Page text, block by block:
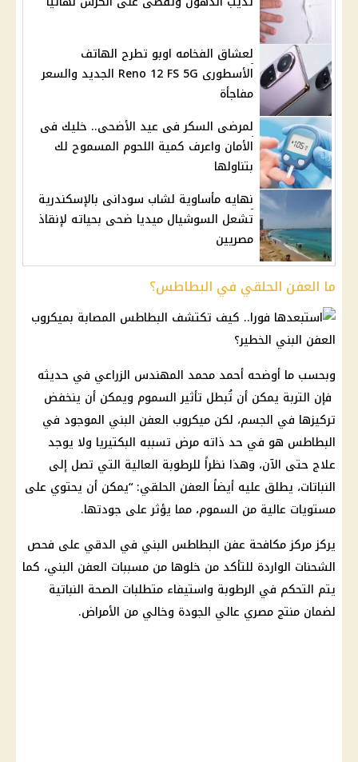
لعشاق الفخامه اوبو تطرح الهاتف
الأسطورى Reno 12 FS 5G الجديد والسعر
مفاجأة
لمرضى السكر فى عيد الأضحى.. خليك فى
الأمان واعرف كمية اللحوم المسموح لك
بتناولها
نهايه مأساوية لشاب سودانى بالإسكندرية
تشعل السوشيال ميديا ضحى بحياته لإنقاذ
مصريين
ما العفن الحلقي في البطاطس؟
وبحسب ما أوضحه أحمد محمد المهندس الزراعي في حديثه
فإن التربة يمكن أن تُبطل تأثير السموم ويمكن أن ينخفض ​​
تركيزها في الجسم، لكن ميكروب العفن البني الموجود في
البطاطس هو في حد ذاته مرض تسببه البكتيريا ولا يوجد
علاج حتى الآن، وهذا نظراً للرطوبة العالية التي تصل إلى
النباتات، يطلق عليه أيضاً العفن الحلقي: “يمكن أن يحتوي على
مستويات عالية من السموم، مما يؤثر على جودتها.
يركز مركز مكافحة عفن البطاطس البني في الدقي على فحص
الشحنات الواردة للتأكد من خلوها من مسببات العفن البني، كما
يتم التحكم في الرطوبة واستيفاء متطلبات الصحة النباتية
لضمان منتج مصري عالي الجودة وخالي من الأمراض.